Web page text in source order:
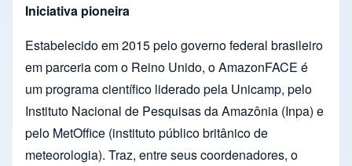
Iniciativa pioneira
Estabelecido em 2015 pelo governo federal brasileiro
em parceria com o Reino Unido, o AmazonFACE é
um programa científico liderado pela Unicamp, pelo
Instituto Nacional de Pesquisas da Amazônia (Inpa) e
pelo MetOffice (instituto público britânico de
meteorologia). Traz, entre seus coordenadores, o